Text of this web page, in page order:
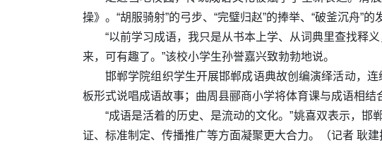
操》。“胡服骑射”的弓步、“完璧归赵”的捧举、“破釜沉舟”
“以前学习成语，我只是从书本上学、从词典里查找释
来，可有趣了。”该校小学生孙誉嘉兴致勃勃地说。
邯郸学院组织学生开展邯郸成语典故创编演绎活动，
板形式说唱成语故事；曲周县郦商小学将体育课与成语相
“成语是活着的历史、是流动的文化。”姚喜双表示，
证、标准制定、传播推广等方面凝聚更大合力。（记者 耿建